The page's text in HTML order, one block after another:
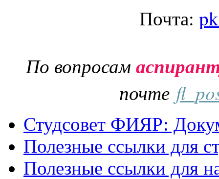
Почта:
По вопросам
почте
Студсовет ФИЯР:
Полезные ссылки для
Полезные ссылки для